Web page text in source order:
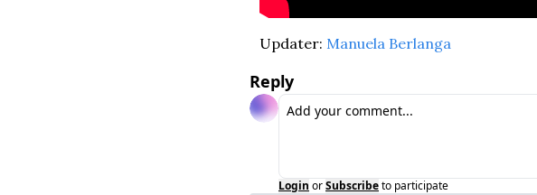
Updater: Manuela Berlanga
Reply
Login orSubscribeto participate